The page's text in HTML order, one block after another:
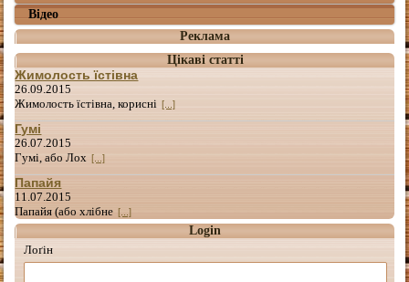
Відео
Реклама
Цікаві статті
Жимолость їстівна
26.09.2015
Жимолость їстівна, корисні [...]
Гумі
26.07.2015
Гумі, або Лох [...]
Папайя
11.07.2015
Папайя (або хлібне [...]
Login
Лоґін